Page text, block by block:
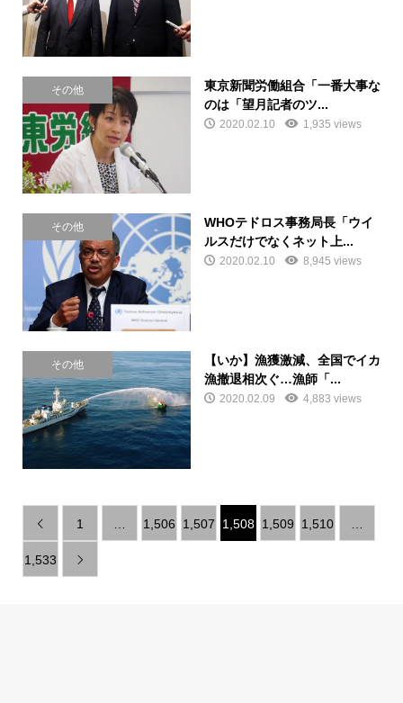
その他
東京新聞労働組合「一番大事な
のは「望月記者のツ...
2020.02.10 1,935 views
その他
WHOテドロス事務局長「ウイ
ルスだけでなくネット上...
2020.02.10 8,945 views
その他
【いか】漁獲激減、全国でイカ
漁撤退相次ぐ…漁師「...
2020.02.09 4,883 views
 1 1,506 1,507 1,508 1,509 1,510
1,533 